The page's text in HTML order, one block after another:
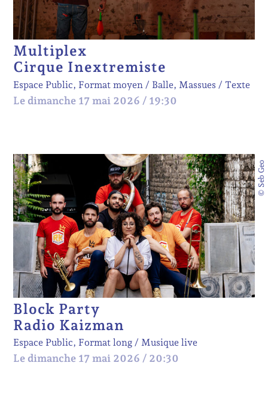
Multiplex
Cirque Inextremiste
Espace Public, Format moyen Balle, Massues Texte
Le dimanche 17 mai 2026 / 19:30
© Seb Geo
Block Party
Radio Kaizman
Espace Public, Format long Musique live
Le dimanche 17 mai 2026 / 20:30